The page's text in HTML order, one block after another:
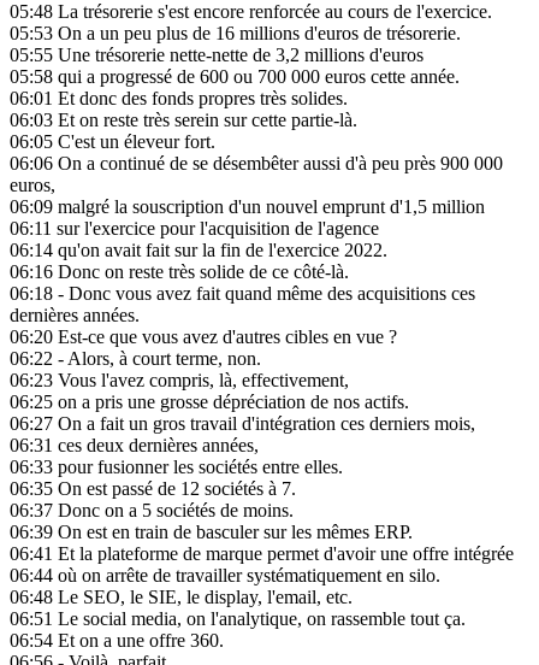
05:48 La trésorerie s'est encore renforcée au cours de l'exercice.
05:53 On a un peu plus de 16 millions d'euros de trésorerie.
05:55 Une trésorerie nette-nette de 3,2 millions d'euros
05:58 qui a progressé de 600 ou 700 000 euros cette année.
06:01 Et donc des fonds propres très solides.
06:03 Et on reste très serein sur cette partie-là.
06:05 C'est un éleveur fort.
06:06 On a continué de se désembêter aussi d'à peu près 900 000
euros,
06:09 malgré la souscription d'un nouvel emprunt d'1,5 million
06:11 sur l'exercice pour l'acquisition de l'agence
06:14 qu'on avait fait sur la fin de l'exercice 2022.
06:16 Donc on reste très solide de ce côté-là.
06:18 - Donc vous avez fait quand même des acquisitions ces
dernières années.
06:20 Est-ce que vous avez d'autres cibles en vue ?
06:22 - Alors, à court terme, non.
06:23 Vous l'avez compris, là, effectivement,
06:25 on a pris une grosse dépréciation de nos actifs.
06:27 On a fait un gros travail d'intégration ces derniers mois,
06:31 ces deux dernières années,
06:33 pour fusionner les sociétés entre elles.
06:35 On est passé de 12 sociétés à 7.
06:37 Donc on a 5 sociétés de moins.
06:39 On est en train de basculer sur les mêmes ERP.
06:41 Et la plateforme de marque permet d'avoir une offre intégrée
06:44 où on arrête de travailler systématiquement en silo.
06:48 Le SEO, le SIE, le display, l'email, etc.
06:51 Le social media, on l'analytique, on rassemble tout ça.
06:54 Et on a une offre 360.